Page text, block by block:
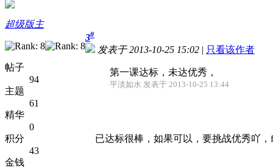
超级版主
帖子
94
主题
61
精华
0
积分
43
金钱
3#
发表于 2013-10-25 15:02 | 只看该作者
第一课达标，未达优秀，
平淡如水 发表于 2013-10-25 13:44
已达标很棒，如果可以，要挑战优秀吖，